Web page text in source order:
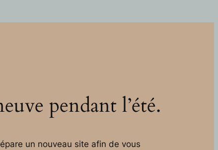
pendant l’été.
un nouveau site afin de vous